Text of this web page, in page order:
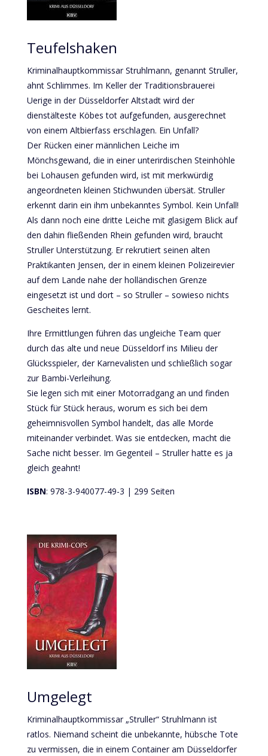
Teufelshaken
Kriminalhauptkommissar Struhlmann, genannt Struller,
ahnt Schlimmes. Im Keller der Traditionsbrauerei
Uerige in der Düsseldorfer Altstadt wird der
dienstälteste Köbes tot aufgefunden, ausgerechnet
von einem Altbierfass erschlagen. Ein Unfall?
Der Rücken einer männlichen Leiche im
Mönchsgewand, die in einer unterirdischen Steinhöhle
bei Lohausen gefunden wird, ist mit merkwürdig
angeordneten kleinen Stichwunden übersät. Struller
erkennt darin ein ihm unbekanntes Symbol. Kein Unfall!
Als dann noch eine dritte Leiche mit glasigem Blick auf
den dahin fließenden Rhein gefunden wird, braucht
Struller Unterstützung. Er rekrutiert seinen alten
Praktikanten Jensen, der in einem kleinen Polizeirevier
auf dem Lande nahe der holländischen Grenze
eingesetzt ist und dort – so Struller – sowieso nichts
Gescheites lernt.
Ihre Ermittlungen führen das ungleiche Team quer
durch das alte und neue Düsseldorf ins Milieu der
Glücksspieler, der Karnevalisten und schließlich sogar
zur Bambi-Verleihung.
Sie legen sich mit einer Motorradgang an und finden
Stück für Stück heraus, worum es sich bei dem
geheimnisvollen Symbol handelt, das alle Morde
miteinander verbindet. Was sie entdecken, macht die
Sache nicht besser. Im Gegenteil – Struller hatte es ja
gleich geahnt!
ISBN: 978-3-940077-49-3 | 299 Seiten
Umgelegt
Kriminalhauptkommissar „Struller“ Struhlmann ist
ratlos. Niemand scheint die unbekannte, hübsche Tote
zu vermissen, die in einem Container am Düsseldorfer